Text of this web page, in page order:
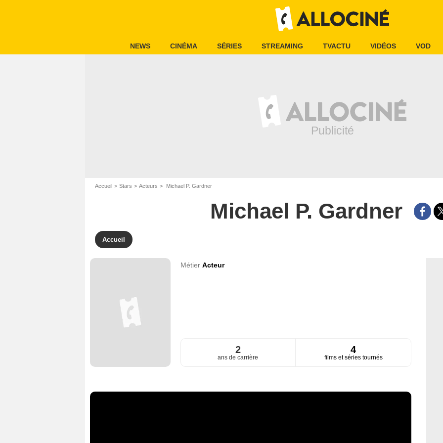
NEWS CINÉMA SÉRIES STREAMING TVACTU VIDÉOS VOD
Accueil Stars Acteurs Michael P. Gardner
Michael P. Gardner
Accueil
Métier Acteur
2
ans de carrière
4
films et séries tournés